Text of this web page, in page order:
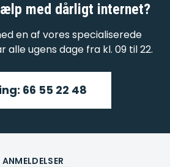
med dårligt internet?
en af vores specialiserede
alle ugens dage fra kl. 09 til 22.
66 55 22 48
ANMELDELSER